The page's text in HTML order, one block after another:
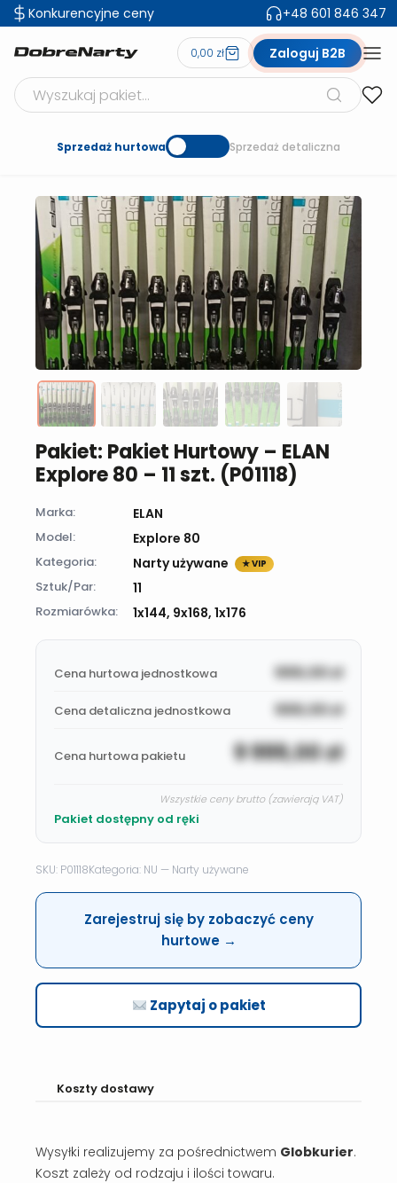
Konkurencyjne ceny +48 601 846 347
Szukaj produktów
0,00 zł Zaloguj B2B
Sprzedaż hurtowa Sprzedaż detaliczna
Pakiet: Pakiet Hurtowy – ELAN
Explore 80 – 11 szt. (P01118)
Marka: ELAN
Model: Explore 80
Kategoria: Narty używane ★ VIP
Sztuk/Par: 11
Rozmiarówka: 1x144, 9x168, 1x176
Cena hurtowa jednostkowa 999,00zł
Cena detaliczna jednostkowa 999,00zł
Cena hurtowa pakietu 9 999,00zł
Wszystkie ceny brutto (zawierają VAT)
Pakiet dostępny od ręki
SKU: P01118Kategoria: NU — Narty używane
Zarejestruj się by zobaczyć ceny
hurtowe →
Zapytaj o pakiet
Koszty dostawy
Wysyłki realizujemy za pośrednictwem Globkurier.
Koszt zależy od rodzaju i ilości towaru.